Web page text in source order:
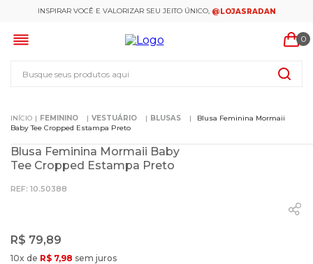
INSPIRAR VOCÊ E VALORIZAR SEU JEITO ÚNICO, @LOJASRADAN
0
FEMININO VESTUÁRIO BLUSAS
Blusa Feminina Mormaii
Baby Tee Cropped Estampa Preto
Blusa Feminina Mormaii Baby
Tee Cropped Estampa Preto
: 10.50388
R$ 79,89
10x de R$ 7,98 sem juros